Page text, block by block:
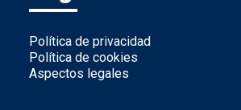
Política de privacidad
Política de cookies
Aspectos legales